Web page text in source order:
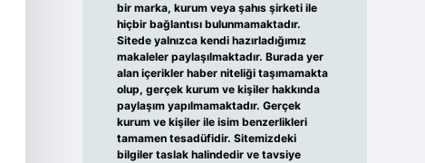
bir marka, kurum veya şahıs şirketi ile
hiçbir bağlantısı bulunmamaktadır.
Sitede yalnızca kendi hazırladığımız
makaleler paylaşılmaktadır. Burada yer
alan içerikler haber niteliği taşımamakta
olup, gerçek kurum ve kişiler hakkında
paylaşım yapılmamaktadır. Gerçek
kurum ve kişiler ile isim benzerlikleri
tamamen tesadüfidir. Sitemizdeki
bilgiler taslak halindedir ve tavsiye